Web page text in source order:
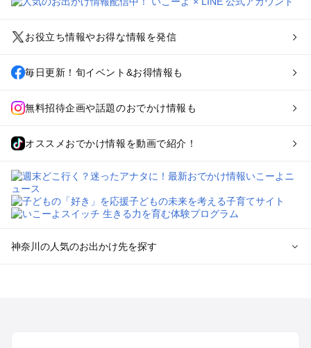
お役立ち情報やお得な情報を発信
毎日更新！旬イベント&お得情報も
無料招待企画や話題のおでかけ情報も
オススメおでかけ情報を動画で紹介！
神奈川の人気のお出かけ先を探す